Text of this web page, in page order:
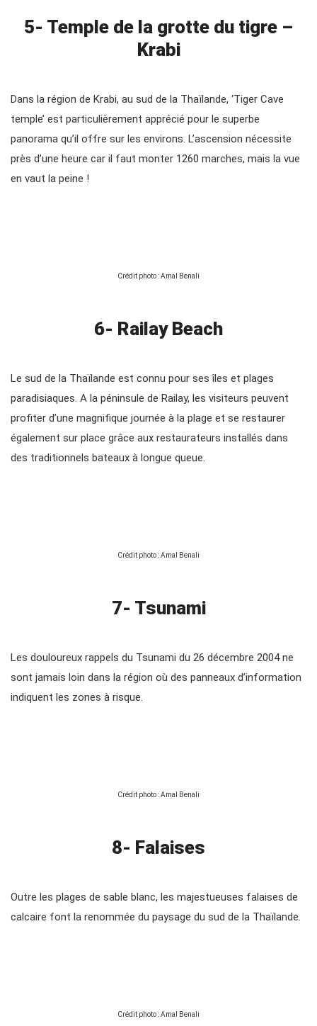
5- Temple de la grotte du tigre –
Krabi
Dans la région de Krabi, au sud de la Thaïlande, ‘Tiger Cave
temple’ est particulièrement apprécié pour le superbe
panorama qu’il offre sur les environs. L’ascension nécessite
près d’une heure car il faut monter 1260 marches, mais la vue
en vaut la peine !
Crédit photo : Amal Benali
6- Railay Beach
Le sud de la Thaïlande est connu pour ses îles et plages
paradisiaques. A la péninsule de Railay, les visiteurs peuvent
profiter d’une magnifique journée à la plage et se restaurer
également sur place grâce aux restaurateurs installés dans
des traditionnels bateaux à longue queue.
Crédit photo : Amal Benali
7- Tsunami
Les douloureux rappels du Tsunami du 26 décembre 2004 ne
sont jamais loin dans la région où des panneaux d’information
indiquent les zones à risque.
Crédit photo : Amal Benali
8- Falaises
Outre les plages de sable blanc, les majestueuses falaises de
calcaire font la renommée du paysage du sud de la Thaïlande.
Crédit photo : Amal Benali